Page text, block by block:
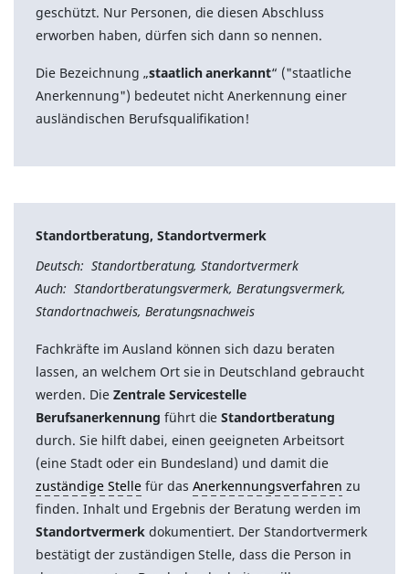
geschützt. Nur Personen, die diesen Abschluss
erworben haben, dürfen sich dann so nennen.
Die Bezeichnung „staatlich anerkannt“ ("staatliche
Anerkennung") bedeutet nicht Anerkennung einer
ausländischen Berufsqualifikation!
Standortberatung, Standortvermerk
Deutsch: Standortberatung, Standortvermerk
Auch: Standortberatungsvermerk, Beratungsvermerk,
Standortnachweis, Beratungsnachweis
Fachkräfte im Ausland können sich dazu beraten
lassen, an welchem Ort sie in Deutschland gebraucht
werden. Die Zentrale Servicestelle
Berufsanerkennung führt dieStandortberatung
durch. Sie hilft dabei, einen geeigneten Arbeitsort
(eine Stadt oder ein Bundesland) und damit die
zuständige Stellefür das Anerkennungsverfahren zu
finden. Inhalt und Ergebnis der Beratung werden im
Standortvermerkdokumentiert. Der Standortvermerk
bestätigt der zuständigen Stelle, dass die Person in